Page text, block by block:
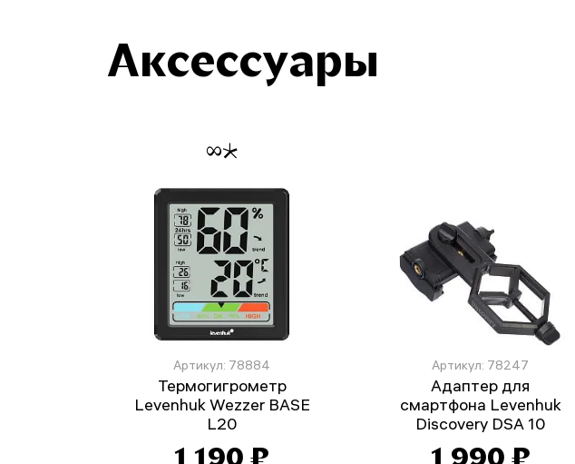
Аксессуары
Артикул: 78884
Термогигрометр
Levenhuk Wezzer BASE
L20
1 190 ₽
Артикул: 78247
Адаптер для
смартфона Levenhuk
Discovery DSA 10
1 990 ₽